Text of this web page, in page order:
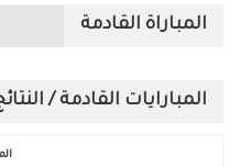
المباراة القادمة
المبارايات القادمة /